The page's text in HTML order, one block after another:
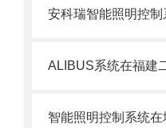
智能照明控制系统